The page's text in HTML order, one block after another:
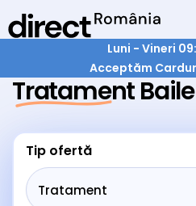
Luni - Vineri
Acceptăm
Tratament
Tip ofertă